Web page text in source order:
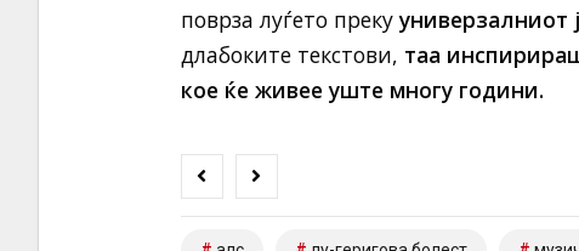
поврза луѓето прекууниверзалниот
длабоките текстови, таа
кое ќе живее уште многу години.